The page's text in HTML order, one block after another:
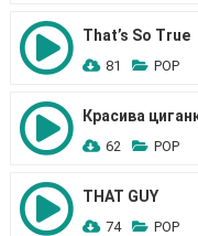
That’s So True
81 POP
Красива
62 POP
THAT GUY
74 POP